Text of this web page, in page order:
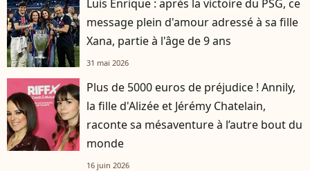
Luis Enrique : après la victoire du PSG, ce
message plein d'amour adressé à sa fille
Xana, partie à l'âge de 9 ans
31 mai 2026
Plus de 5000 euros de préjudice ! Annily,
la fille d'Alizée et Jérémy Chatelain,
raconte sa mésaventure à l’autre bout du
monde
16 juin 2026